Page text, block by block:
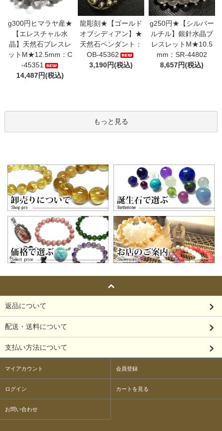
g300円ヒマラヤ産★
【エレスチャル水
晶】天然石ブレスレ
ットM★12.5mm：C
-45351
14,487円(税込)
龍彫刻★【ゴールド
オブシディアン】★
天然石ペンダント：
OB-45362
3,190円(税込)
g250円★【シルバー
ルチル】銀針水晶ブ
レスレットM★10.5
mm：SR-44802
8,657円(税込)
もっと見る
返品について
配送・送料について
支払い方法について
マイアカウント 会員登録
ログイン カートを見る
お問い合わせ